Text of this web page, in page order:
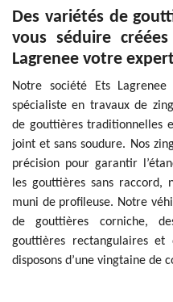
Des variétés de
vous séduire
Lagrenee votre
Notre société Ets
spécialiste en travaux de
de gouttières traditionnelles
joint et sans soudure. Nos
précision pour garantir
les gouttières sans raccord,
muni de profileuse. Notre
de gouttières corniche,
gouttières rectangulaires et
disposons d’une vingtaine de